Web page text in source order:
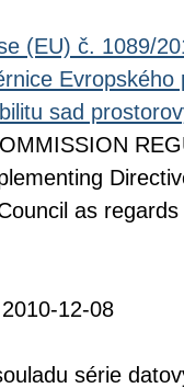
(EU) č. 1089/
sad
as
2010-12-08
série